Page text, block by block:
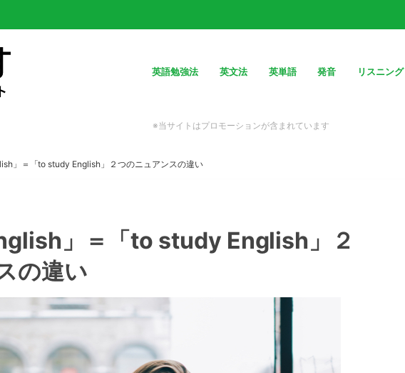
英語勉強法 英文法 英単語 発音 リスニング
※当サイトはプロモーションが含まれています
」＝「to study English」２つのニュアンスの違い
」＝「to study English」２
の違い